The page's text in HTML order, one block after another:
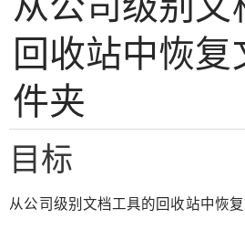
回收站中恢
件夹
目标
从公司级别文档工具的回收站中恢复